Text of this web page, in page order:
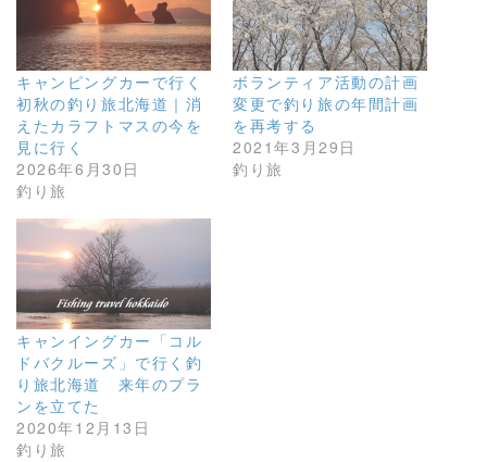
キャンピングカーで行く
初秋の釣り旅北海道｜消
えたカラフトマスの今を
見に行く
2026年6月30日
釣り旅
ボランティア活動の計画
変更で釣り旅の年間計画
を再考する
2021年3月29日
釣り旅
キャンイングカー「コル
ドバクルーズ」で行く釣
り旅北海道 来年のプラ
ンを立てた
2020年12月13日
釣り旅